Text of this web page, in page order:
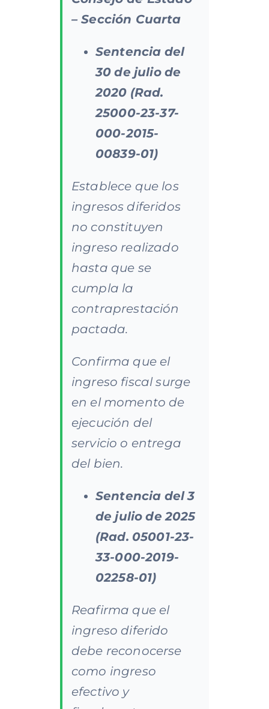
– Sección Cuarta
Sentencia del
30 de julio de
2020 (Rad.
25000-23-37-
000-2015-
00839-01)
Establece que los
ingresos diferidos
no constituyen
ingreso realizado
hasta que se
cumpla la
contraprestación
pactada.
Confirma que el
ingreso fiscal surge
en el momento de
ejecución del
servicio o entrega
del bien.
Sentencia del 3
de julio de 2025
(Rad. 05001-23-
33-000-2019-
02258-01)
Reafirma que el
ingreso diferido
debe reconocerse
como ingreso
efectivo y